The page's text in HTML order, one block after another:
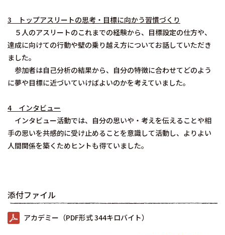
3 トップアスリートの思考・目標に向かう習慣づくり
５人のアスリートのこれまでの経験から、目標設定の仕方や、
達成に向けての行動や壁の乗り越え方についてお話していただき
ました。
参加者は自己分析の結果から、自分の特徴に合わせてどのよう
に夢や目標に近づいていけばよいのかを考えていました。
4 インタビュー
インタビュー活動では、自分の思いや・考えを伝えることや相
手の思いを共感的に受け止めることを意識して活動し、よりよい
人間関係を築くためヒントも得ていました。
添付ファイル
アカデミー（PDF形式 344キロバイト）